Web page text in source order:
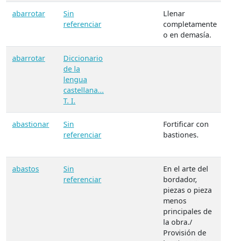
abarrotar
Sin
referenciar
Llenar
completamente
o en demasía.
abarrotar
Diccionario
de la
lengua
castellana...
T. I.
abastionar
Sin
referenciar
Fortificar con
bastiones.
abastos
Sin
referenciar
En el arte del
bordador,
piezas o pieza
menos
principales de
la obra./
Provisión de